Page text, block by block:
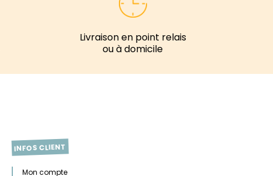
Livraison en point relais
ou à domicile
INFOS CLIENT
Mon compte